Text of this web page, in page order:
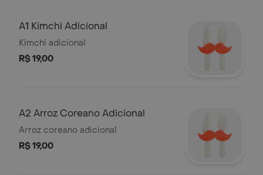
A1 Kimchi Adicional
Kimchi adicional
R$ 19,00
A2 Arroz Coreano Adicional
Arroz coreano adicional
R$ 19,00